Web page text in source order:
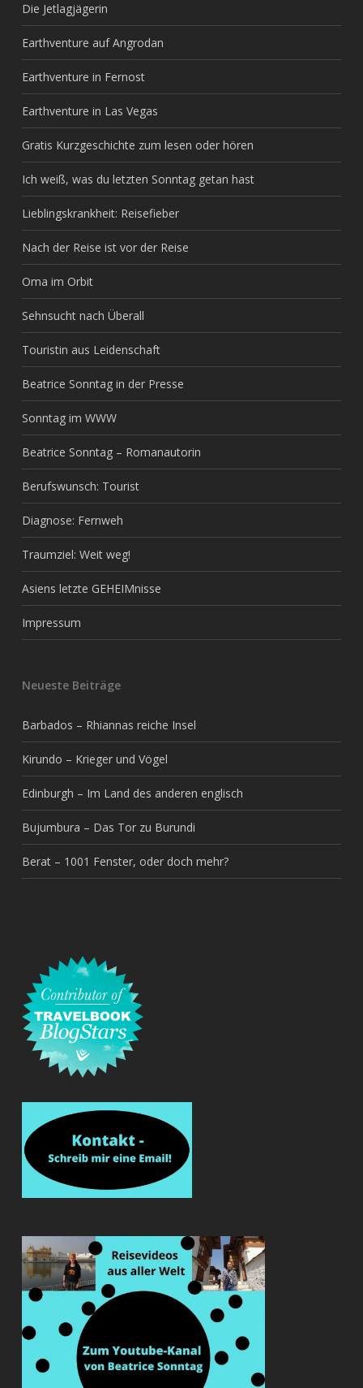
Die Jetlagjägerin
Earthventure auf Angrodan
Earthventure in Fernost
Earthventure in Las Vegas
Gratis Kurzgeschichte zum lesen oder hören
Ich weiß, was du letzten Sonntag getan hast
Lieblingskrankheit: Reisefieber
Nach der Reise ist vor der Reise
Oma im Orbit
Sehnsucht nach Überall
Touristin aus Leidenschaft
Beatrice Sonntag in der Presse
Sonntag im WWW
Beatrice Sonntag – Romanautorin
Berufswunsch: Tourist
Diagnose: Fernweh
Traumziel: Weit weg!
Asiens letzte GEHEIMnisse
Impressum
Neueste Beiträge
Barbados – Rhiannas reiche Insel
Kirundo – Krieger und Vögel
Edinburgh – Im Land des anderen englisch
Bujumbura – Das Tor zu Burundi
Berat – 1001 Fenster, oder doch mehr?